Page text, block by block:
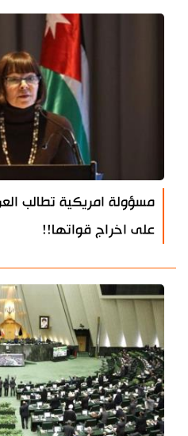
مسؤولة امريكية تطالب
على اخراج قواتها!!